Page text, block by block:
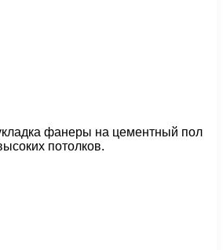
фанеры на цементный пол
потолков.